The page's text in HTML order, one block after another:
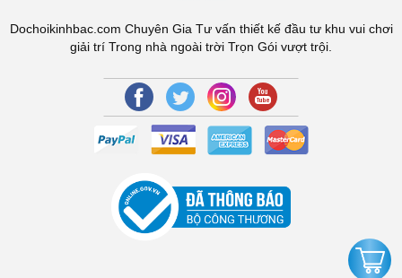
Dochoikinhbac.com Chuyên Gia Tư vấn thiết kế đầu tư khu vui chơi
giải trí Trong nhà ngoài trời Trọn Gói vượt trội.